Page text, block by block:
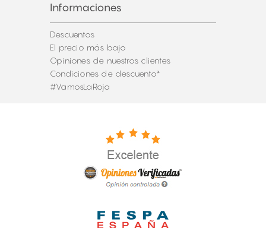
Informaciones
Descuentos
El precio más bajo
Opiniones de nuestros clientes
Condiciones de descuento*
#VamosLaRoja